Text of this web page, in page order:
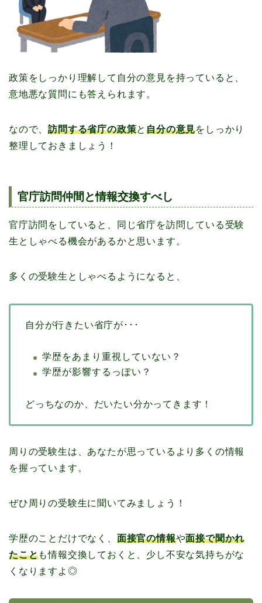
政策をしっかり理解して自分の意見を持っていると、
意地悪な質問にも答えられます。
なので、訪問する省庁の政策と自分の意見をしっかり
整理しておきましょう！
官庁訪問仲間と情報交換すべし
官庁訪問をしていると、同じ省庁を訪問している受験
生としゃべる機会があるかと思います。
多くの受験生としゃべるようになると、
自分が行きたい省庁が･･･
学歴をあまり重視していない？
学歴が影響するっぽい？
どっちなのか、だいたい分かってきます！
周りの受験生は、あなたが思っているより多くの情報
を握っています。
ぜひ周りの受験生に聞いてみましょう！
学歴のことだけでなく、 面接官の情報や面接で聞かれ
たことも情報交換しておくと、少し不安な気持ちがな
くなりますよ◎